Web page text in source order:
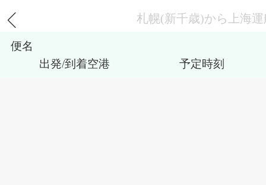
札幌(新千歳)から上海
便名
出発/到着空港
予定時刻